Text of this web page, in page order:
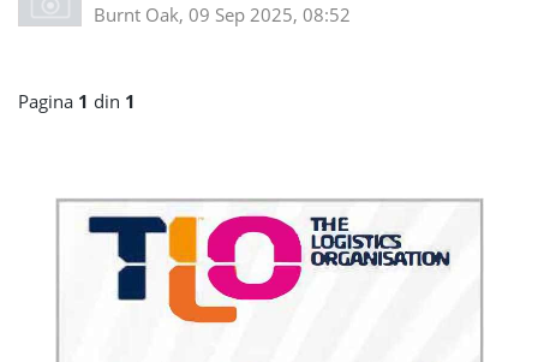
Burnt Oak, 09 Sep 2025, 08:52
Pagina 1 din 1